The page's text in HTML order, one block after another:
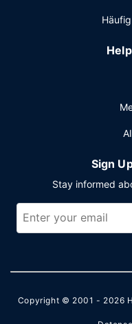
Sign
Stay informed
Copyright © 2001 - 2026